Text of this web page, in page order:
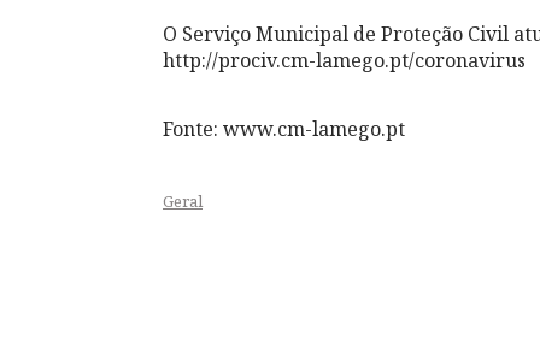
O Serviço Municipal de Proteção Civil
http://prociv.cm-lamego.pt/coronavirus
Fonte: www.cm-lamego.pt
Geral